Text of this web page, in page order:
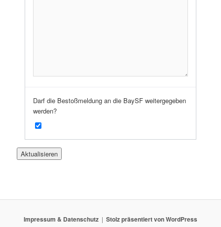
Darf die Bestoßmeldung an die BaySF weitergegeben
werden?
Impressum & Datenschutz Stolz präsentiert von WordPress